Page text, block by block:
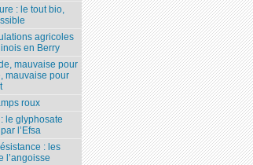
: le tout bio,
agricoles
en Berry
mauvaise pour
mauvaise pour
roux
le glyphosate
l’Efsa
: les
l’angoisse